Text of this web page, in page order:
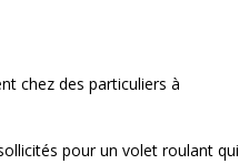
chez des particuliers à
pour un volet roulant qui